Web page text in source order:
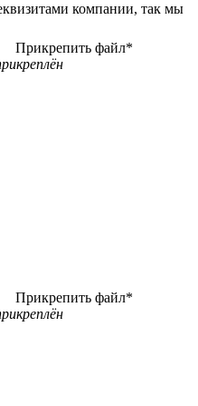
компании, так мы
Прикрепить файл*
Прикрепить файл*